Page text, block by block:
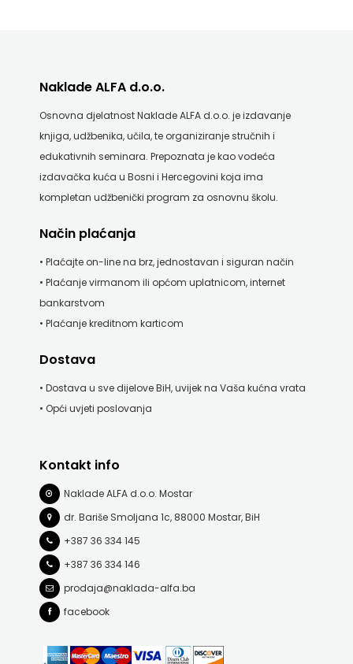
Naklade ALFA d.o.o.
Osnovna djelatnost Naklade ALFA d.o.o. je izdavanje
knjiga, udžbenika, učila, te organiziranje stručnih i
edukativnih seminara. Prepoznata je kao vodeća
izdavačka kuća u Bosni i Hercegovini koja ima
kompletan udžbenički program za osnovnu školu.
Način plaćanja
• Plaćajte on-line na brz, jednostavan i siguran način
• Plaćanje virmanom ili općom uplatnicom, internet
bankarstvom
• Plaćanje kreditnom karticom
Dostava
• Dostava u sve dijelove BiH, uvijek na Vaša kućna vrata
• Opći uvjeti poslovanja
Kontakt info
Naklade ALFA d.o.o. Mostar
dr. Bariše Smoljana 1c, 88000 Mostar, BiH
+387 36 334 145
+387 36 334 146
prodaja@naklada-alfa.ba
facebook